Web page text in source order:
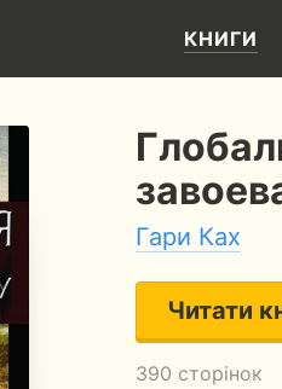
КНИГИ
Гари Ках
Читати
390 сторінок